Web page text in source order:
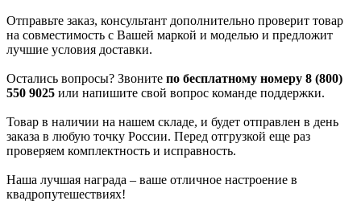
Отправьте заказ, консультант дополнительно проверит товар
на совместимость с Вашей маркой и моделью и предложит
лучшие условия доставки.
Остались вопросы? Звоните по бесплатному номеру 8 (800)
550 9025 или напишите свой вопрос команде поддержки.
Товар в наличии на нашем складе, и будет отправлен в день
заказа в любую точку России. Перед отгрузкой еще раз
проверяем комплектность и исправность.
Наша лучшая награда – ваше отличное настроение в
квадропутешествиях!